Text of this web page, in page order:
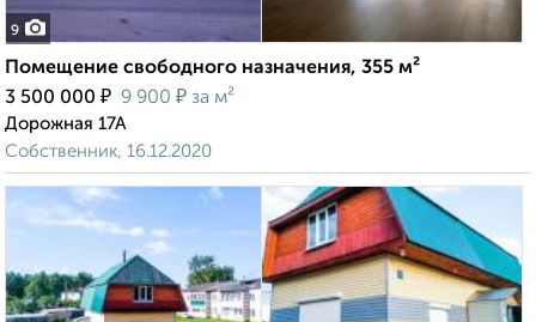
9
Помещение свободного назначения, 355 м²
3 500 000 ₽ 9 900 ₽ за м²
Дорожная 17А
Собственник, 16.12.2020